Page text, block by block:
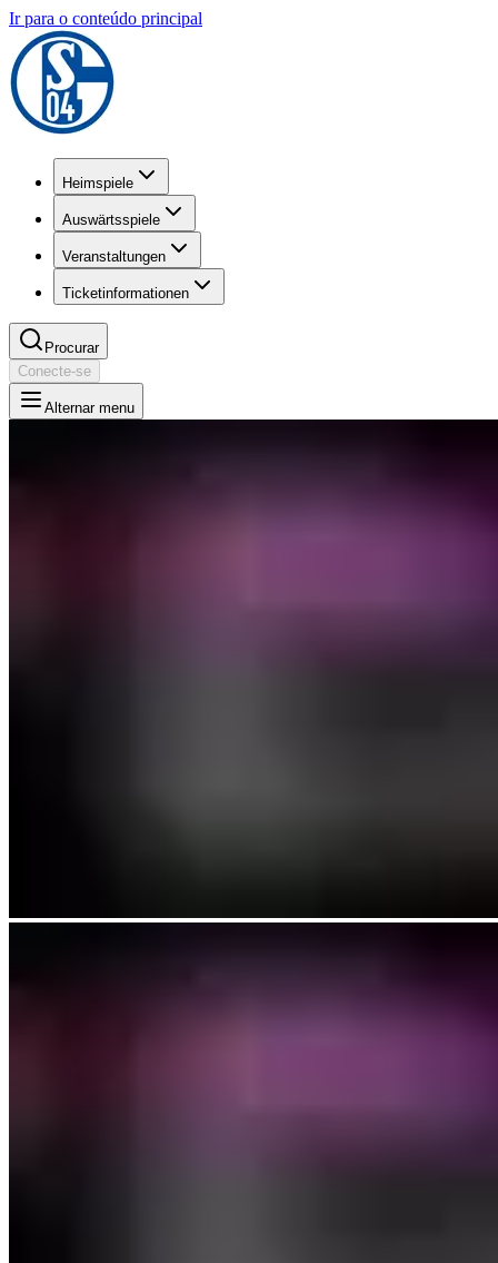
Ir para o conteúdo principal
Heimspiele
Auswärtsspiele
Veranstaltungen
Ticketinformationen
Procurar
Conecte-se
Alternar menu